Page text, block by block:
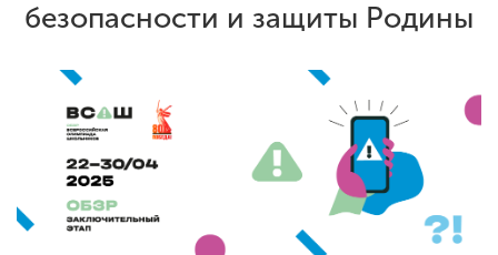
Обучение
Наука
безопасности и защиты Родины